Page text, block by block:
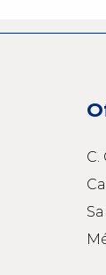
C.